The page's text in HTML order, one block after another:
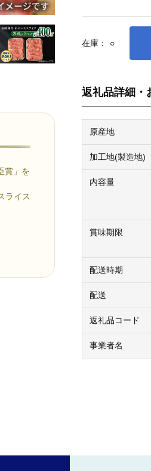
賞」を
ライス
在庫： ○
返礼品詳細・
原産地
加工地(製造地)
内容量
賞味期限
配送時期
配送
返礼品コード
事業者名